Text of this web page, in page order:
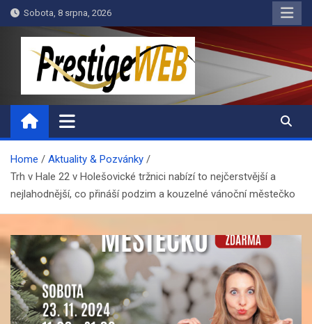
Skip
to
Sobota, 8 srpna, 2026
PrestigeWEB
Home
Aktuality & Pozvánky
Trh v Hale 22 v Holešovické tržnici nabízí to nejčerstvější a
nejlahodnější, co přináší podzim a kouzelné vánoční městečko